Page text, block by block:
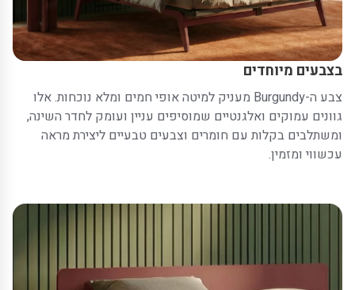
בצבעים מיוחדים
צבע ה-Burgundy מעניק למיטה אופי חמים ומלא נוכחות. אלו
גוונים עמוקים ואלגנטיים שמוסיפים עניין ועומק לחדר השינה,
ומשתלבים בקלות עם חומרים וצבעים טבעיים ליצירת מראה
עכשווי ומזמין.